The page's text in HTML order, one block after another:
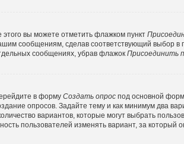
вы можете отметить флажком пункт
сообщениям, сделав соответствующий выбор
сообщениях, убрав флажокПрисоединить
в формуСоздать опрос под основной
опросов. Задайте тему и как минимум два
вариантов, которые могут выбрать
пользователей изменять вариант, за который